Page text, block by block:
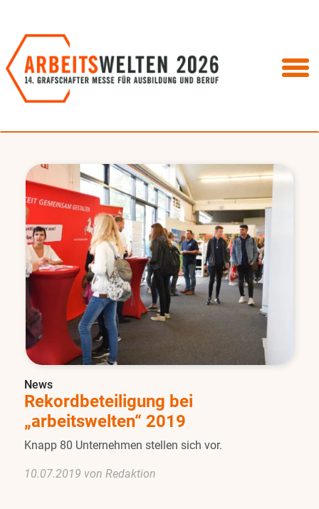
News
Rekordbeteiligung bei
„arbeitswelten“ 2019
Knapp 80 Unternehmen stellen sich vor.
10.07.2019 von Redaktion